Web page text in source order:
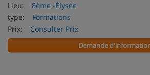
Lieu:
8ème -Élysée
type:
Formations
Prix:
Consulter Prix
Demande